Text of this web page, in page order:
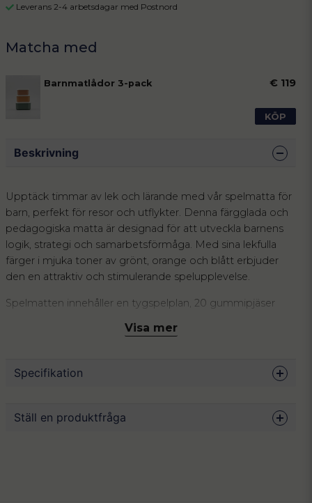
Leverans 2-4 arbetsdagar med Postnord
Barnmatlådor 3-pack € 119
KÖP
Beskrivning
Upptäck timmar av lek och lärande med vår spelmatta för
barn, perfekt för resor och utflykter. Denna färgglada och
pedagogiska matta är designad för att utveckla barnens
logik, strategi och samarbetsförmåga. Med sina lekfulla
färger i mjuka toner av grönt, orange och blått erbjuder
den en attraktiv och stimulerande spelupplevelse.
Spelmatten innehåller en tygspelplan, 20 gummipjäser
det enkelt att ta med överallt. Tillverkat i hållbart material
både hemmet och på resande fot.
social interaktion och problemlösning, och är ett modernt
alternativ till klassiska brädspel. Den kan enkelt vikas ihop
Visa mer
Specifikation
Mått
36.5 x 36.5 cm
Ställ en produktfråga